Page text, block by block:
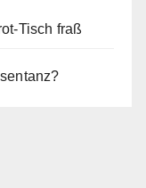
Tisch fraß